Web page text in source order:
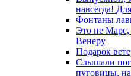
навсегда!
Фонтаны
Это не Марс,
Венеру
Подарок
Слышали
пуговицы,